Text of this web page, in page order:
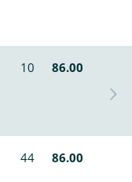
10
86.00
44 86.00